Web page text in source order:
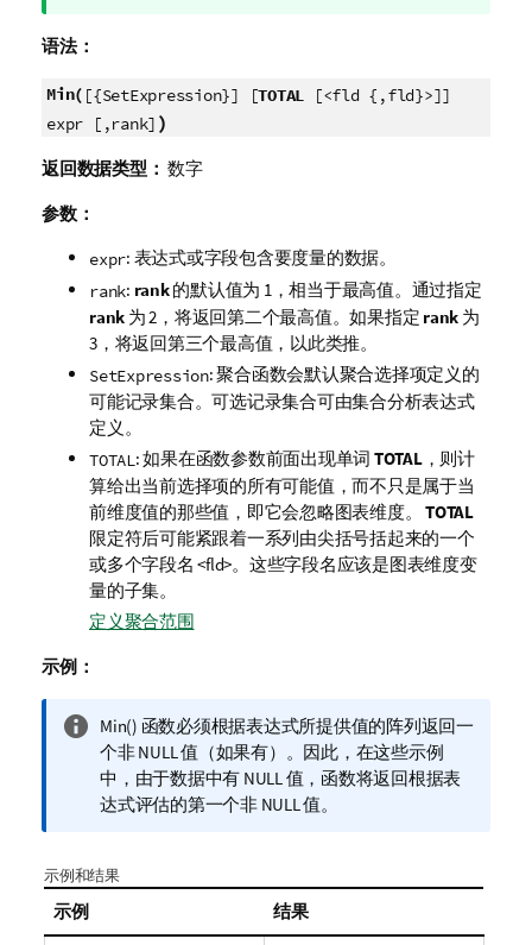
语法：
Min( [{SetExpression}] [TOTAL [<fld {,fld}>]]
expr [,rank] )
返回数据类型： 数字
参数：
expr: 表达式或字段包含要度量的数据。
rank: rank的默认值为 1，相当于最高值。通过指定
rank 为 2，将返回第二个最高值。如果指定 rank 为
3，将返回第三个最高值，以此类推。
SetExpression: 聚合函数会默认聚合选择项定义的
可能记录集合。可选记录集合可由集合分析表达式
定义。
TOTAL: 如果在函数参数前面出现单词 TOTAL，则计
算给出当前选择项的所有可能值，而不只是属于当
前维度值的那些值，即它会忽略图表维度。 TOTAL
限定符后可能紧跟着一系列由尖括号括起来的一个
或多个字段名<fld>。这些字段名应该是图表维度变
量的子集。
定义聚合范围
示例：
信
息
注
释
Min() 函数必须根据表达式所提供值的阵列返回一
个非NULL值（如果有）。因此，在这些示例
中，由于数据中有 NULL值，函数将返回根据表
达式评估的第一个非 NULL值。
示例和结果
示例 结果